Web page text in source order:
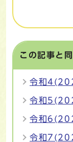
この記事と
令和
令和
令和
令和